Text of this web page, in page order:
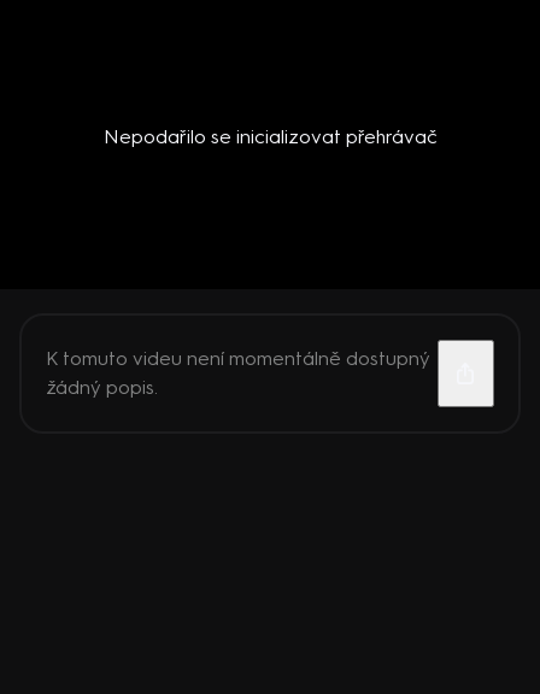
Nepodařilo se inicializovat přehrávač
K tomuto videu není momentálně dostupný
žádný popis.